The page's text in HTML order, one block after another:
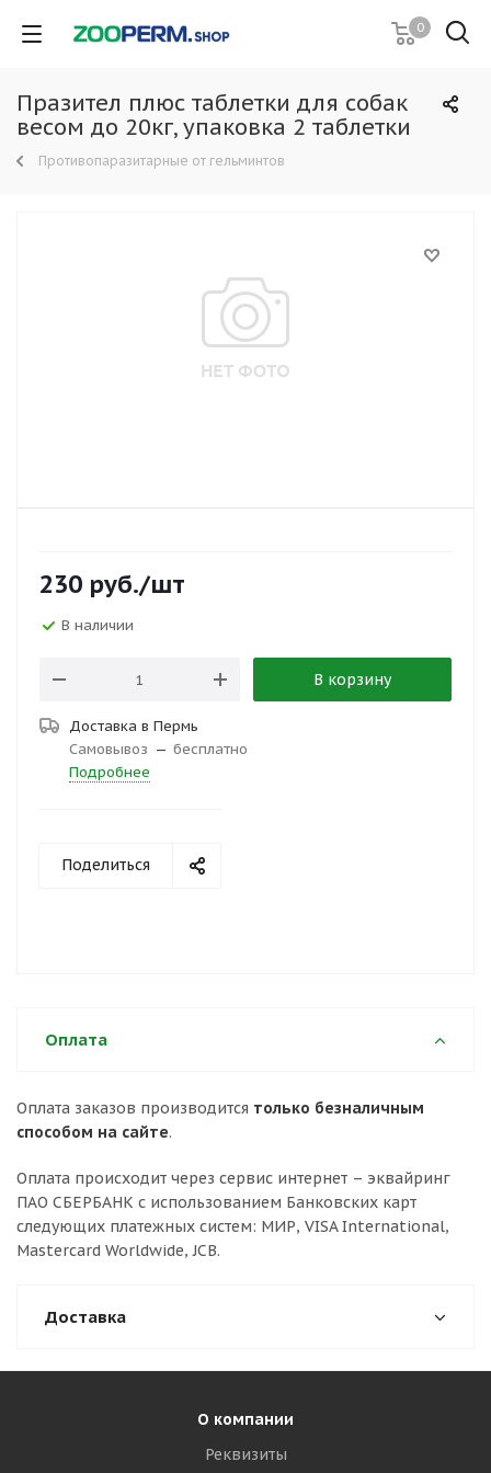
0
Празител плюс таблетки для собак
весом до 20кг, упаковка 2 таблетки
Противопаразитарные от гельминтов
230 руб./шт
В наличии
В корзину
Доставка в Пермь
Самовывоз — бесплатно
Подробнее
Поделиться
Оплата
Оплата заказов производится только безналичным
способом на сайте.
Оплата происходит через сервис интернет – эквайринг
ПАО СБЕРБАНК с использованием Банковских карт
следующих платежных систем: МИР, VISA International,
Mastercard Worldwide, JCB.
Доставка
О компании
Реквизиты